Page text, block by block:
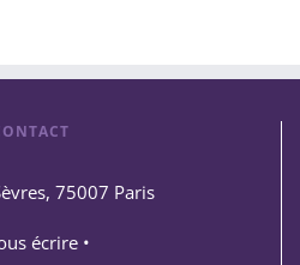
75007 Paris
écrire •